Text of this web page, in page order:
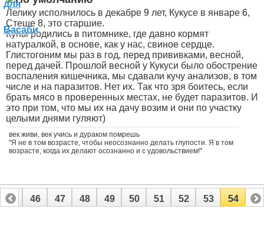
Лелику исполнилось в декабре 9 лет, Кукусе в январе 6,
Стеше 8, это старшие.
Куны родились в питомнике, где давно кормят
натуралкой, в основе, как у нас, свиное сердце.
Глистогоним мы раз в год, перед прививками, весной,
перед дачей. Прошлой весной у Кукуси было обострение
воспаления кишечника, мы сдавали кучу анализов, в том
числе и на паразитов. Нет их. Так что зря боитесь, если
брать мясо в проверенных местах, не будет паразитов. И
это при том, что мы их на дачу возим и они по участку
целыми днями гуляют)
век живи, век учись и дураком помрешь
"Я не в том возрасте, чтобы неосознанно делать глупости. Я в том
возрасте, когда их делают осознанно и с удовольствием!"
45 46 47 48 49 50 51 52 53 54